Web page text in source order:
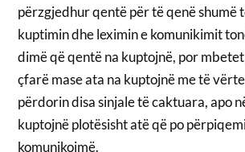
përzgjedhur qentë për të qenë shumë
kuptimin dhe leximin e komunikimit
dimë që qentë na kuptojnë, por
çfarë mase ata na kuptojnë me të
përdorin disa sinjale të caktuara, apo
kuptojnë plotësisht atë që po
komunikojmë.